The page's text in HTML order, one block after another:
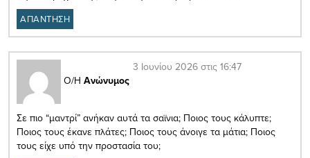
ΑΠΑΝΤΗΣΗ
Ο/Η Ανώνυμος
3 Ιουνίου 2026 στις 16:47
Σε πιο “μαντρί” ανήκαν αυτά τα σαϊνια; Ποιος τους κάλυπτε;
Ποιος τους έκανε πλάτες; Ποιος τους άνοιγε τα μάτια; Ποιος
τους είχε υπό την προστασία του;